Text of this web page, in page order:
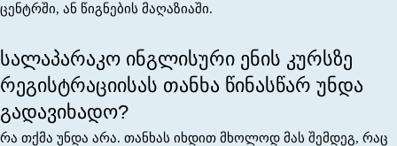
ცენტრში, ან წიგნების მაღაზიაში.
სალაპარაკო ინგლისური ენის კურსზე
რეგისტრაციისას თანხა წინასწარ უნდა
გადავიხადო?
რა თქმა უნდა არა. თანხას იხდით მხოლოდ მას შემდეგ, რაც